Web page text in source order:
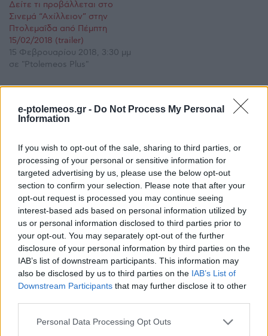
e-ptolemeos.gr - Do Not Process My Personal
Information
If you wish to opt-out of the sale, sharing to third parties, or
processing of your personal or sensitive information for
targeted advertising by us, please use the below opt-out
section to confirm your selection. Please note that after your
opt-out request is processed you may continue seeing
interest-based ads based on personal information utilized by
us or personal information disclosed to third parties prior to
your opt-out. You may separately opt-out of the further
disclosure of your personal information by third parties on the
IAB’s list of downstream participants. This information may
also be disclosed by us to third parties on the IAB’s List of
Downstream Participants that may further disclose it to other
Please note that this website/app uses one or more Google
Personal Data Processing Opt Outs
Δείτε τι προβάλλεται στο
Σινεμά “Αχίλλειον” στην
Πτολεμαΐδα από Πέμπτη
15/02/2018 (trailer)
15 Φεβρουαρίου 2018, 3:30 μμ
σε "Ptolemeos Plus"
Ακολουθήστε μας στοGoogle News